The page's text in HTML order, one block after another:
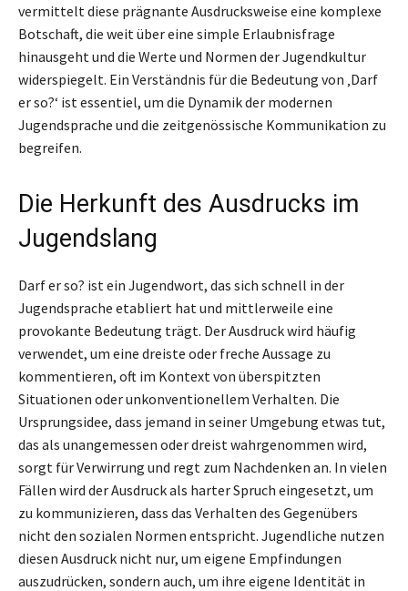
vermittelt diese prägnante Ausdrucksweise eine komplexe
Botschaft, die weit über eine simple Erlaubnisfrage
hinausgeht und die Werte und Normen der Jugendkultur
widerspiegelt. Ein Verständnis für die Bedeutung von ‚Darf
er so?‘ ist essentiel, um die Dynamik der modernen
Jugendsprache und die zeitgenössische Kommunikation zu
begreifen.
Die Herkunft des Ausdrucks im
Jugendslang
Darf er so? ist ein Jugendwort, das sich schnell in der
Jugendsprache etabliert hat und mittlerweile eine
provokante Bedeutung trägt. Der Ausdruck wird häufig
verwendet, um eine dreiste oder freche Aussage zu
kommentieren, oft im Kontext von überspitzten
Situationen oder unkonventionellem Verhalten. Die
Ursprungsidee, dass jemand in seiner Umgebung etwas tut,
das als unangemessen oder dreist wahrgenommen wird,
sorgt für Verwirrung und regt zum Nachdenken an. In vielen
Fällen wird der Ausdruck als harter Spruch eingesetzt, um
zu kommunizieren, dass das Verhalten des Gegenübers
nicht den sozialen Normen entspricht. Jugendliche nutzen
diesen Ausdruck nicht nur, um eigene Empfindungen
auszudrücken, sondern auch, um ihre eigene Identität in